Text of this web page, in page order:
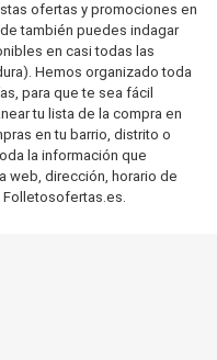
ofertas y promociones en
también puedes indagar
en casi todas las
Hemos organizado toda
para que te sea fácil
tu lista de la compra en
en tu barrio, distrito o
la información que
web, dirección, horario de